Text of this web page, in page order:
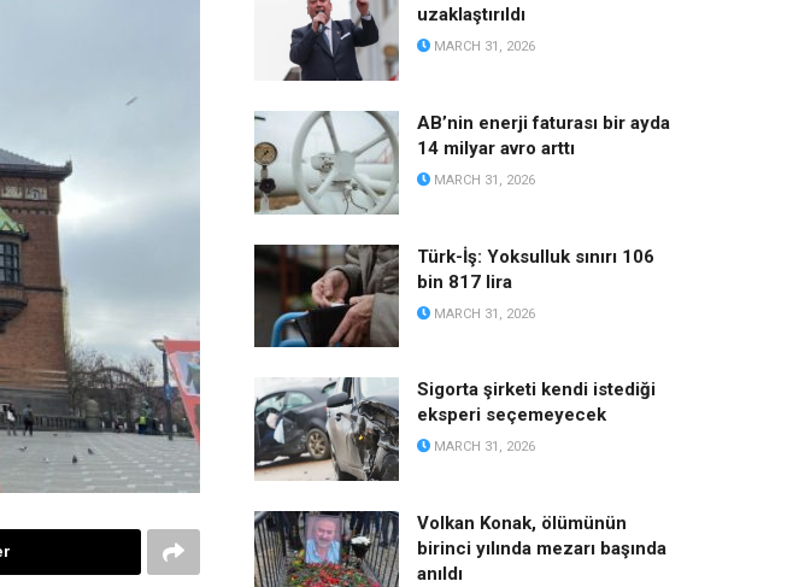
uzaklaştırıldı
MARCH 31, 2026
AB’nin enerji faturası bir ayda
14 milyar avro arttı
MARCH 31, 2026
Türk-İş: Yoksulluk sınırı 106
bin 817 lira
MARCH 31, 2026
Sigorta şirketi kendi istediği
eksperi seçemeyecek
MARCH 31, 2026
Volkan Konak, ölümünün
birinci yılında mezarı başında
anıldı